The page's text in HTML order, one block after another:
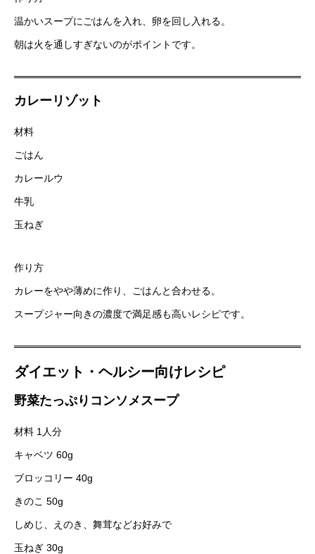
温かいスープにごはんを入れ、卵を回し入れる。
朝は火を通しすぎないのがポイントです。
カレーリゾット
材料
ごはん
カレールウ
牛乳
玉ねぎ
作り方
カレーをやや薄めに作り、ごはんと合わせる。
スープジャー向きの濃度で満足感も高いレシピです。
ダイエット・ヘルシー向けレシピ
野菜たっぷりコンソメスープ
材料 1人分
キャベツ 60g
ブロッコリー 40g
きのこ 50g
しめじ、えのき、舞茸などお好みで
玉ねぎ 30g